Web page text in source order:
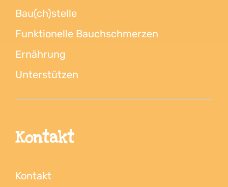
Bau(ch)stelle
Funktionelle Bauchschmerzen
Ernährung
Unterstützen
Kontakt
Kontakt